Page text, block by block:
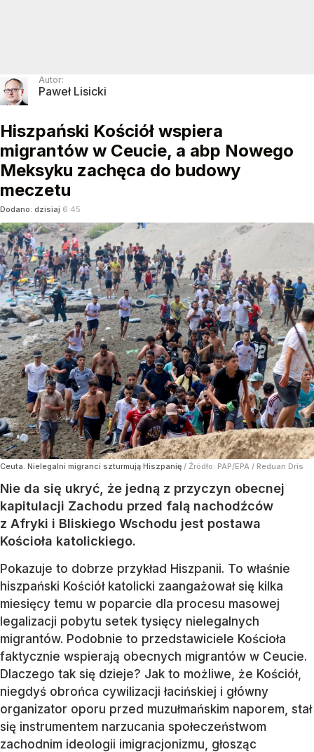
Autor:
Paweł Lisicki
Hiszpański Kościół wspiera
migrantów w Ceucie, a abp Nowego
Meksyku zachęca do budowy
meczetu
Dodano: dzisiaj 6:45
Ceuta. Nielegalni migranci szturmują Hiszpanię / Źródło: PAP/EPA / Reduan Dris
Nie da się ukryć, że jedną z przyczyn obecnej
kapitulacji Zachodu przed falą nachodźców
z Afryki i Bliskiego Wschodu jest postawa
Kościoła katolickiego.
Pokazuje to dobrze przykład Hiszpanii. To właśnie
hiszpański Kościół katolicki zaangażował się kilka
miesięcy temu w poparcie dla procesu masowej
legalizacji pobytu setek tysięcy nielegalnych
migrantów. Podobnie to przedstawiciele Kościoła
faktycznie wspierają obecnych migrantów w Ceucie.
Dlaczego tak się dzieje? Jak to możliwe, że Kościół,
niegdyś obrońca cywilizacji łacińskiej i główny
organizator oporu przed muzułmańskim naporem, stał
się instrumentem narzucania społeczeństwom
zachodnim ideologii imigracjonizmu, głosząc